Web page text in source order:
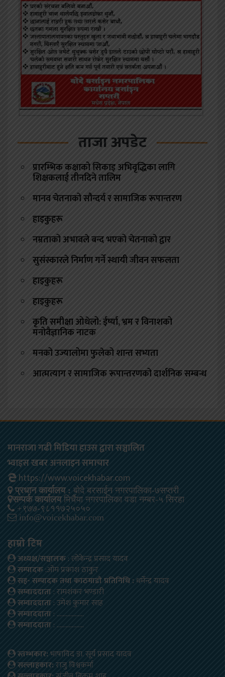
ताजा अपडेट
प्रारम्भिक कक्षाको सिकाइ अभिवृद्धिका लागि
शिक्षकलाई तीनदिने तालिम
मानव चेतनाको सौन्दर्य र सामाजिक रूपान्तरण
हाइकुहरू
नम्रताको अभावले बन्द भएको चेतनाको द्वार
सुसंस्कारले निर्माण गर्ने स्थायी जीवन सफलता
हाइकुहरू
हाइकुहरू
कृति समीक्षा ओथेलो: ईर्ष्या, भ्रम र विनाशको
मनोवैज्ञानिक नाटक
मनको उज्यालोमा फुलेको शान्त सभ्यता
आत्मत्याग र सामाजिक रूपान्तरणको दार्शनिक सम्बन्ध
मानराजा गढी मिडिया हाउस द्वारा सञ्चालित
भ्वाइस खबर अनलाइन समाचार
https://www.voicekhabar.com
प्रधान कार्यालय : बोदे बरसाईन नगरपालिका-७सप्तरी
सम्पर्क कार्यालयमिर्चैया नगरपालिका वडा नम्बर-५ सिरहा
+९७७-९८११७२५०५०
info@voicekhabar.com
हाम्रो टिम
अध्यक्ष/सञ्चालक: लोकेन्द्र प्रसाद यादव
सम्पादक:ओम प्रकाश ठाकुर
सह- सम्पादक तथा काठमाडौ प्रतिनिधि : धर्मेन्द्र यादव
सम्वाददाता: रामशंकर भण्डारी
सम्वाददाता: उमेश कुमार साह
सम्वाददाता: ………………
सम्वाददाता: ………………
स्तम्भकार:भाषाविद डा. सूर्य प्रसाद यादव
सल्लाहकार:राजु विश्वकर्मा